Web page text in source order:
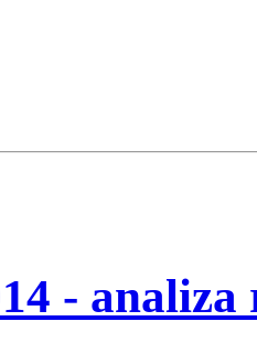
- analiza